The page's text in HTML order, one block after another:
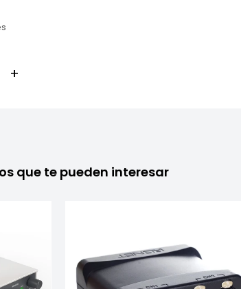
que te pueden interesar